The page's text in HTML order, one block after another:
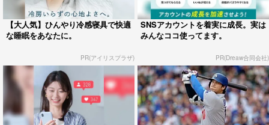
【大人気】ひんやり冷感寝具で快適
な睡眠をあなたに。
PR(アイリスプラザ)
SNSアカウントを着実に成長。実は
みんなココ使ってます。
PR(Dreaw合同会社)